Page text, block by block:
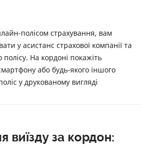
полісом страхування, вам
у асистанс страхової компанії та
На кордоні покажіть
або будь-якого іншого
у друкованому вигляді
виїзду за кордон: